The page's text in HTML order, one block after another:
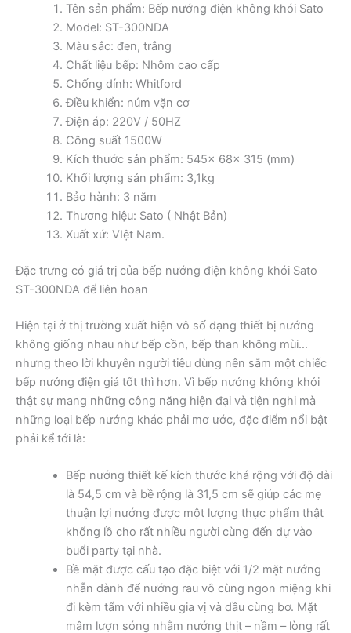
Tên sản phẩm: Bếp nướng điện không khói Sato
Model: ST-300NDA
Màu sắc: đen, trắng
Chất liệu bếp: Nhôm cao cấp
Chống dính: Whitford
Điều khiển: núm vặn cơ
Điện áp: 220V / 50HZ
Công suất 1500W
Kích thước sản phẩm: 545x 68x 315 (mm)
Khối lượng sản phẩm: 3,1kg
Bảo hành: 3 năm
Thương hiệu: Sato ( Nhật Bản)
Xuất xứ: VIệt Nam.
Đặc trưng có giá trị của bếp nướng điện không khói Sato
ST-300NDA để liên hoan
Hiện tại ở thị trường xuất hiện vô số dạng thiết bị nướng
không giống nhau như bếp cồn, bếp than không mùi…
nhưng theo lời khuyên người tiêu dùng nên sắm một chiếc
bếp nướng điện giá tốt thì hơn. Vì bếp nướng không khói
thật sự mang những công năng hiện đại và tiện nghi mà
những loại bếp nướng khác phải mơ ước, đặc điểm nổi bật
phải kể tới là:
Bếp nướng thiết kế kích thước khá rộng với độ dài
là 54,5 cm và bề rộng là 31,5 cm sẽ giúp các mẹ
thuận lợi nướng được một lượng thực phẩm thật
khổng lồ cho rất nhiều người cùng đến dự vào
buổi party tại nhà.
Bề mặt được cấu tạo đặc biệt với 1/2 mặt nướng
nhẵn dành để nướng rau vô cùng ngon miệng khi
đi kèm tẩm với nhiều gia vị và dầu cùng bơ. Mặt
mâm lượn sóng nhằm nướng thịt – nầm – lòng rất